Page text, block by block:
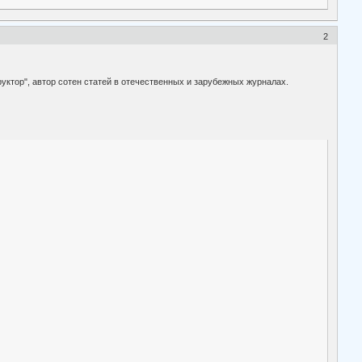
2
автор сотен статей в отечественных и зарубежных журналах.